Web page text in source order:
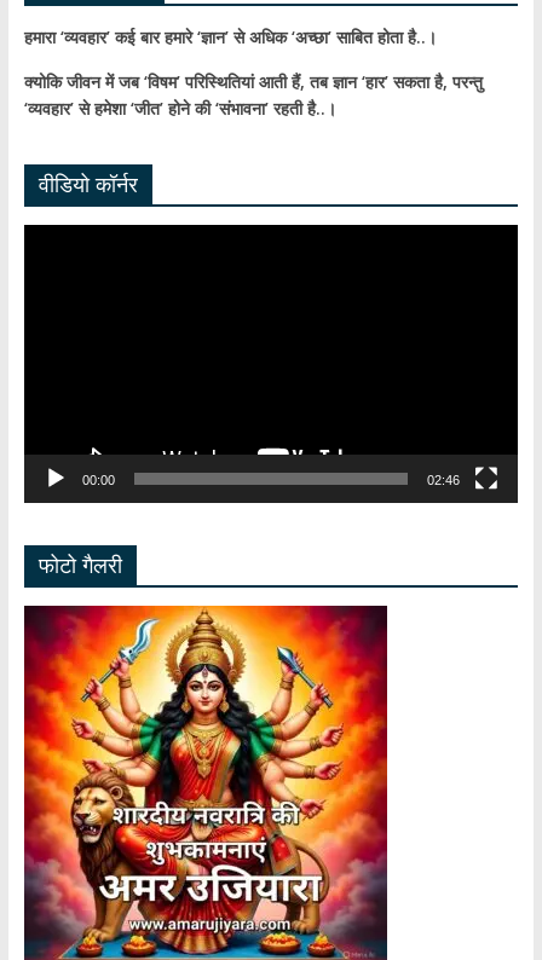
हमारा ‘व्यवहार’ कई बार हमारे ‘ज्ञान’ से अधिक ‘अच्छा’ साबित होता है..।
क्योकि जीवन में जब ‘विषम’ परिस्थितियां आती हैं,तब ज्ञान ‘हार’ सकता है,परन्तु
‘व्यवहार’ से हमेशा ‘जीत’ होने की ‘संभावना’ रहती है..।
वीडियो कॉर्नर
00:00 02:46
फोटो गैलरी